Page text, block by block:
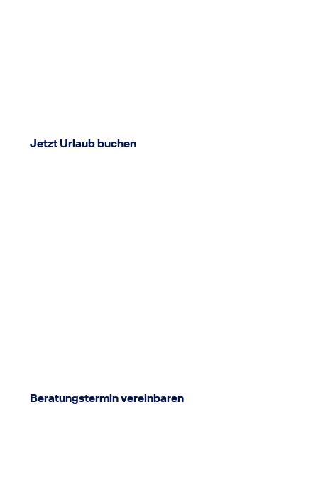
Jetzt Urlaub buchen
Beratungstermin vereinbaren